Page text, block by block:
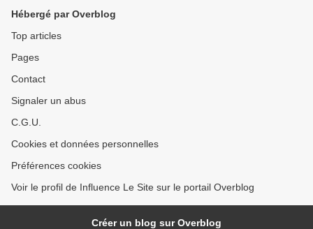
Hébergé par Overblog
Top articles
Pages
Contact
Signaler un abus
C.G.U.
Cookies et données personnelles
Préférences cookies
Voir le profil de Influence Le Site sur le portail Overblog
Créer un blog sur Overblog